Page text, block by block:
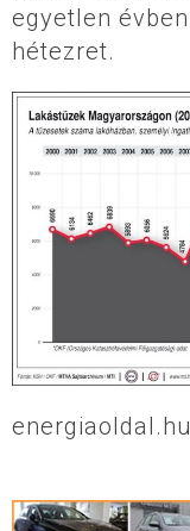
egyetlen
hétezret.